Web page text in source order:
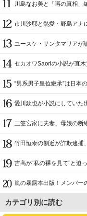
川島なお美と「噂の真相」
市川沙耶と熱愛・野島アナ
ユースケ・サンタマリアが
セカオワSaoriの小説が直
“男系男子皇位継承”は日本
愛川欽也が小説にしていた
三笠宮家に夫妻、母娘の断
竹田恒泰の側近が詐欺逮捕
吉高が“私の裸を見て”と迫
嵐の暴露本出版！メンバー
カテゴリ別に読む